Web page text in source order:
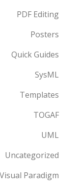
PDF Editing
Posters
Quick Guides
SysML
Templates
TOGAF
UML
Uncategorized
Visual Paradigm